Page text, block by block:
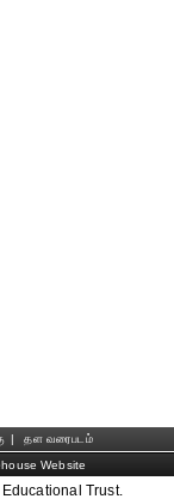
|
தள வரைபடம்
Website
Trust.